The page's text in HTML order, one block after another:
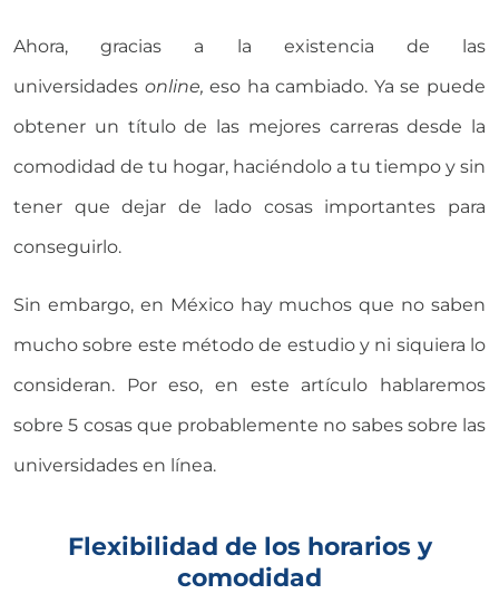
Ahora, gracias a la existencia de las
universidades online, eso ha cambiado. Ya se puede
obtener un título de las mejores carreras desde la
comodidad de tu hogar, haciéndolo a tu tiempo y sin
tener que dejar de lado cosas importantes para
conseguirlo.
Sin embargo, en México hay muchos que no saben
mucho sobre este método de estudio y ni siquiera lo
consideran. Por eso, en este artículo hablaremos
sobre 5 cosas que probablemente no sabes sobre las
universidades en línea.
Flexibilidad de los horarios y
comodidad